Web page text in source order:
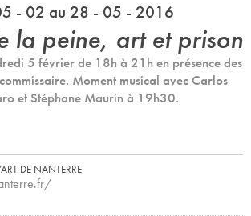
- 02 au 28 - 05 - 2016
la peine, art et prison
5 février de 18h à 21h en présence des
Moment musical avec Carlos
et Stéphane Maurin à 19h30.
DE NANTERRE